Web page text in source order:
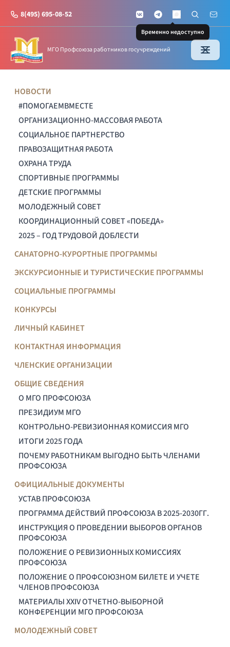
8(495) 695-08-52 VKontakteTelegramMAX
Временно недоступно
Поиск по
Почта
МГО Профсоюза работников госучреждений
НОВОСТИ
#ПОМОГАЕМВМЕСТЕ
ОРГАНИЗАЦИОННО-МАССОВАЯ РАБОТА
СОЦИАЛЬНОЕ ПАРТНЕРСТВО
ПРАВОЗАЩИТНАЯ РАБОТА
ОХРАНА ТРУДА
СПОРТИВНЫЕ ПРОГРАММЫ
ДЕТСКИЕ ПРОГРАММЫ
МОЛОДЕЖНЫЙ СОВЕТ
КООРДИНАЦИОННЫЙ СОВЕТ «ПОБЕДА»
2025 – ГОД ТРУДОВОЙ ДОБЛЕСТИ
САНАТОРНО-КУРОРТНЫЕ ПРОГРАММЫ
ЭКСКУРСИОННЫЕ И ТУРИСТИЧЕСКИЕ ПРОГРАММЫ
СОЦИАЛЬНЫЕ ПРОГРАММЫ
КОНКУРСЫ
ЛИЧНЫЙ КАБИНЕТ
КОНТАКТНАЯ ИНФОРМАЦИЯ
ЧЛЕНСКИЕ ОРГАНИЗАЦИИ
ОБЩИЕ СВЕДЕНИЯ
О МГО ПРОФСОЮЗА
ПРЕЗИДИУМ МГО
КОНТРОЛЬНО-РЕВИЗИОННАЯ КОМИССИЯ МГО
ИТОГИ 2025 ГОДА
ПОЧЕМУ РАБОТНИКАМ ВЫГОДНО БЫТЬ ЧЛЕНАМИ
ПРОФСОЮЗА
ОФИЦИАЛЬНЫЕ ДОКУМЕНТЫ
УСТАВ ПРОФСОЮЗА
ПРОГРАММА ДЕЙСТВИЙ ПРОФСОЮЗА В 2025-2030ГГ.
ИНСТРУКЦИЯ О ПРОВЕДЕНИИ ВЫБОРОВ ОРГАНОВ
ПРОФСОЮЗА
ПОЛОЖЕНИЕ О РЕВИЗИОННЫХ КОМИССИЯХ
ПРОФСОЮЗА
ПОЛОЖЕНИЕ О ПРОФСОЮЗНОМ БИЛЕТЕ И УЧЕТЕ
ЧЛЕНОВ ПРОФСОЮЗА
МАТЕРИАЛЫ XXIV ОТЧЕТНО-ВЫБОРНОЙ
КОНФЕРЕНЦИИ МГО ПРОФСОЮЗА
МОЛОДЕЖНЫЙ СОВЕТ